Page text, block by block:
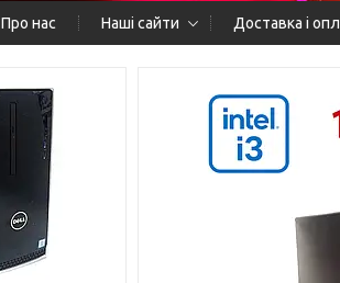
Про нас Наші сайти Доставка і